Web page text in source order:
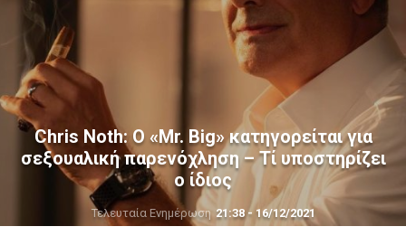
Chris Noth: Ο «Mr. Big» κατηγορείται για
σεξουαλική παρενόχληση – Τί υποστηρίζει
ο ίδιος
Τελευταία Ενημέρωση 21:38 - 16/12/2021